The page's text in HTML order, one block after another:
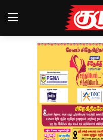
Magazines